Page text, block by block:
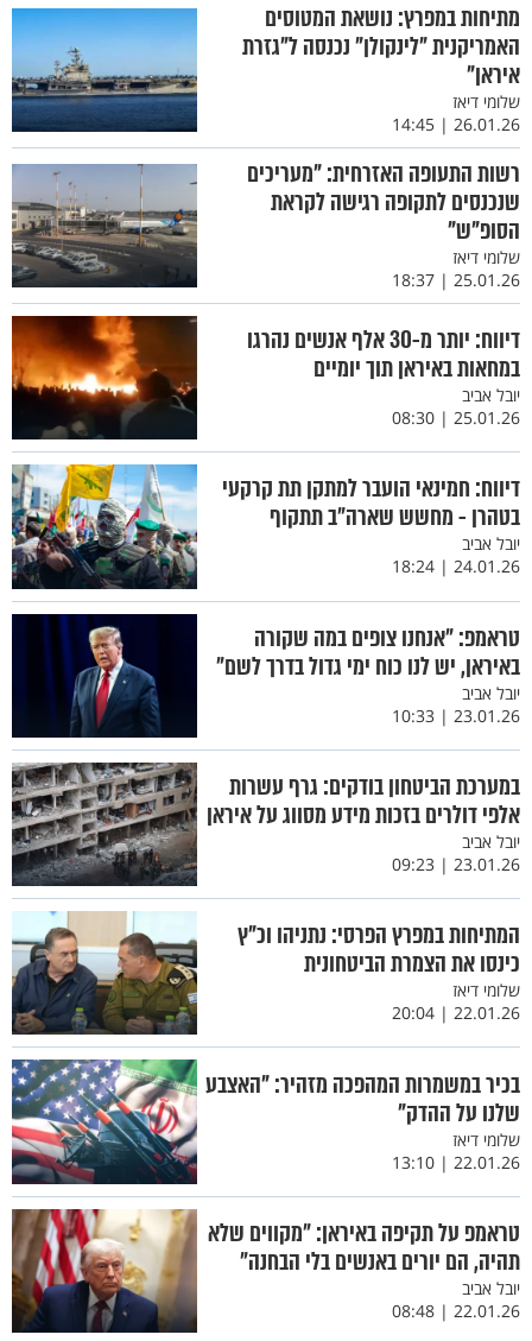
מתיחות במפרץ: נושאת המטוסים
האמריקנית "לינקולן" נכנסה ל"גזרת
איראן"
שלומי דיאז
26.01.26 | 14:45
רשות התעופה האזרחית: "מעריכים
שנכנסים לתקופה רגישה לקראת
הסופ"ש"
שלומי דיאז
25.01.26 | 18:37
דיווח: יותר מ-30 אלף אנשים נהרגו
במחאות באיראן תוך יומיים
יובל אביב
25.01.26 | 08:30
דיווח: חמינאי הועבר למתקן תת קרקעי
בטהרן - מחשש שארה״ב תתקוף
יובל אביב
24.01.26 | 18:24
טראמפ: ״אנחנו צופים במה שקורה
באיראן, יש לנו כוח ימי גדול בדרך לשם״
יובל אביב
23.01.26 | 10:33
במערכת הביטחון בודקים: גרף עשרות
אלפי דולרים בזכות מידע מסווג על איראן
יובל אביב
23.01.26 | 09:23
המתיחות במפרץ הפרסי: נתניהו וכ"ץ
כינסו את הצמרת הביטחונית
שלומי דיאז
22.01.26 | 20:04
בכיר במשמרות המהפכה מזהיר: "האצבע
שלנו על ההדק"
שלומי דיאז
22.01.26 | 13:10
טראמפ על תקיפה באיראן: ״מקווים שלא
תהיה, הם יורים באנשים בלי הבחנה״
יובל אביב
22.01.26 | 08:48